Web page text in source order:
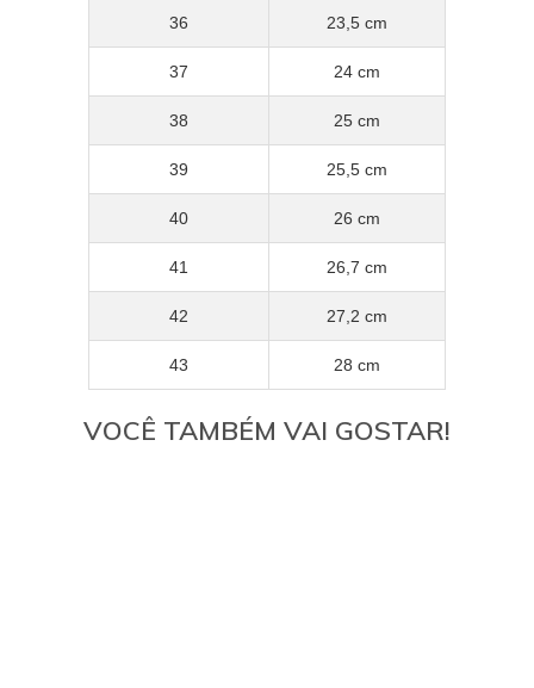
36 23,5 cm
37 24 cm
38 25 cm
39 25,5 cm
40 26 cm
41 26,7 cm
42 27,2 cm
43 28 cm
VOCÊ TAMBÉM VAI GOSTAR!